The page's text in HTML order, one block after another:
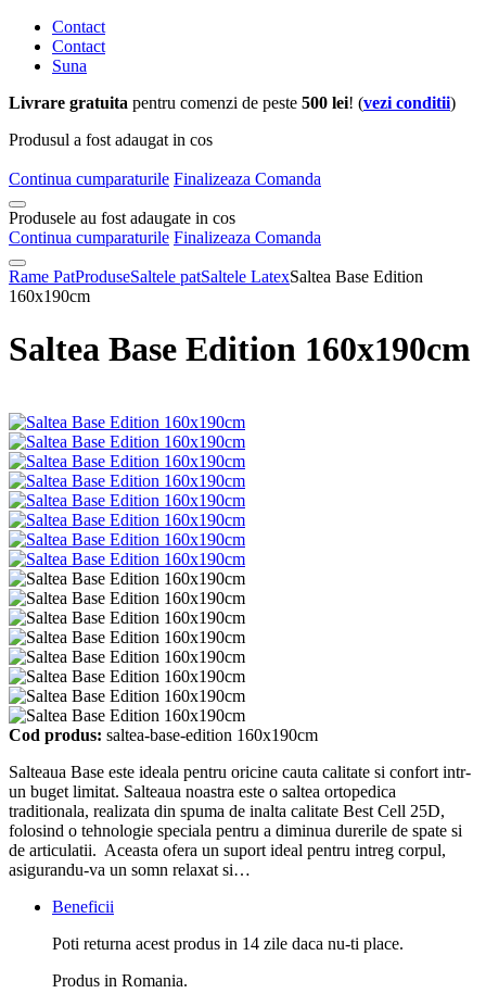
Contact
Contact
Suna
Livrare gratuita pentru comenzi de peste 500 lei! (vezi conditii)
Produsul a fost adaugat in cos
Continua cumparaturile Finalizeaza Comanda
Produsele au fost adaugate in cos
Continua cumparaturile Finalizeaza Comanda
Rame PatProduseSaltele patSaltele LatexSaltea Base Edition
160x190cm
Saltea Base Edition 160x190cm
Cod produs: saltea-base-edition 160x190cm
Salteaua Base este ideala pentru oricine cauta calitate si confort intr-
un buget limitat. Salteaua noastra este o saltea ortopedica
traditionala, realizata din spuma de inalta calitate Best Cell 25D,
folosind o tehnologie speciala pentru a diminua durerile de spate si
de articulatii. Aceasta ofera un suport ideal pentru intreg corpul,
asigurandu-va un somn relaxat si…
Beneficii
Poti returna acest produs in 14 zile daca nu-ti place.
Produs in Romania.